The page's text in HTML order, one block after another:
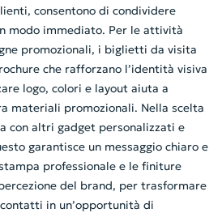
consentono di condividere
modo immediato. Per le attività
promozionali, i biglietti da visita
che rafforzano l’identità visiva
logo, colori e layout aiuta a
materiali promozionali. Nella scelta
con altri gadget personalizzati e
garantisce un messaggio chiaro e
professionale e le finiture
del brand, per trasformare
in un’opportunità di